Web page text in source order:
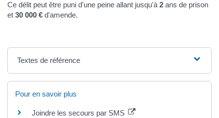
Ce délit peut être puni d'une peine allant jusqu'à 2 ans de prison
et 30 000 € d'amende.
Textes de référence
Pour en savoir plus
Joindre les secours par SMS